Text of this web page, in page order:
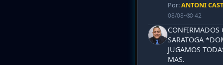
Por:ANTONI
08/08• 42
CONFIRMADOS
SARATOGA
JUGAMOS
MAS.